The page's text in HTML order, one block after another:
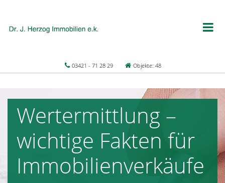
03421 - 71 28 29 Objekte: 48
Wertermittlung –
wichtige Fakten für
Immobilienverkäufe